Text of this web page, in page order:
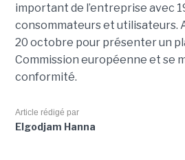
important de l’entreprise avec
consommateurs et utilisateurs.
20 octobre pour présenter un
Commission européenne et se
conformité.
Article rédigé par
Elgodjam Hanna